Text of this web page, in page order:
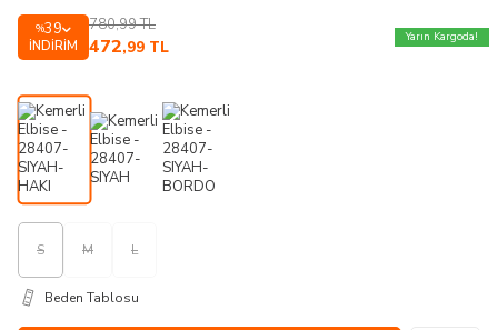
%39
İNDIRIM
780,99TL
472,99 TL
Yarın Kargoda!
S M L
Beden Tablosu